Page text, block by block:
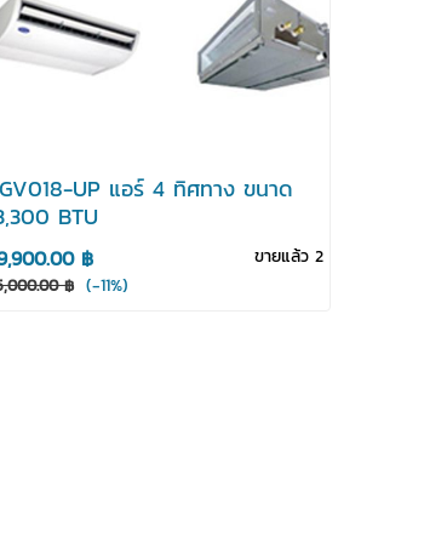
UP แอร์ 4 ทิศทาง ขนาด
BTU
฿
฿ (-11%)
ขายแล้ว 2